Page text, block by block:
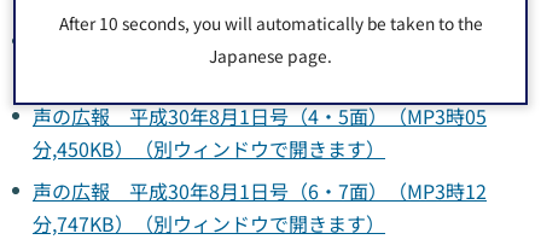
After 10 seconds, you will automatically be taken to the
Japanese page.
声の広報 平成30年8月1日号（2・3面）（MP3時06
分,625KB）（別ウィンドウで開きます）
声の広報 平成30年8月1日号（4・5面）（MP3時05
分,450KB）（別ウィンドウで開きます）
声の広報 平成30年8月1日号（6・7面）（MP3時12
分,747KB）（別ウィンドウで開きます）